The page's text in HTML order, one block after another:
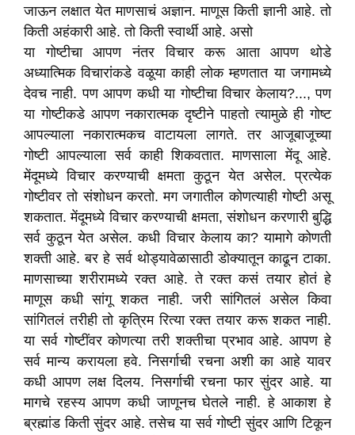
जाऊन लक्षात येत माणसाचं अज्ञान. माणूस किती ज्ञानी आहे. तो
किती अहंकारी आहे. तो किती स्वार्थी आहे. असो
या गोष्टीचा आपण नंतर विचार करू आता आपण थोडे
अध्यात्मिक विचारांकडे वळूया काही लोक म्हणतात या जगामध्ये
देवच नाही. पण आपण कधी या गोष्टीचा विचार केलाय?..., पण
या गोष्टीकडे आपण नकारात्मक दृष्टीने पाहतो त्यामुळे ही गोष्ट
आपल्याला नकारात्मकच वाटायला लागते. तर आजूबाजूच्या
गोष्टी आपल्याला सर्व काही शिकवतात. माणसाला मेंदू आहे.
मेंदूमध्ये विचार करण्याची क्षमता कुठून येत असेल. प्रत्येक
गोष्टीवर तो संशोधन करतो. मग जगातील कोणत्याही गोष्टी असू
शकतात. मेंदूमध्ये विचार करण्याची क्षमता, संशोधन करणारी बुद्धि
सर्व कुठून येत असेल. कधी विचार केलाय का? यामागे कोणती
शक्ती आहे. बर हे सर्व थोड्यावेळासाठी डोक्यातून काढून टाका.
माणसाच्या शरीरामध्ये रक्त आहे. ते रक्त कसं तयार होतं हे
माणूस कधी सांगू शकत नाही. जरी सांगितलं असेल किवा
सांगितलं तरीही तो कृत्रिम रित्या रक्त तयार करू शकत नाही.
या सर्व गोष्टींवर कोणत्या तरी शक्तीचा प्रभाव आहे. आपण हे
सर्व मान्य करायला हवे. निसर्गाची रचना अशी का आहे यावर
कधी आपण लक्ष दिलय. निसर्गाची रचना फार सुंदर आहे. या
मागचे रहस्य आपण कधी जाणूनच घेतले नाही. हे आकाश हे
ब्रह्मांड किती सुंदर आहे. तसेच या सर्व गोष्टी सुंदर आणि टिकून